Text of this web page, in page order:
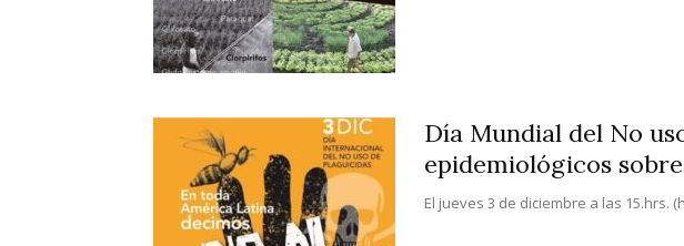
Día Mundial del No
epidemiológicos sobre
El jueves 3 de diciembre a las 15.hrs.